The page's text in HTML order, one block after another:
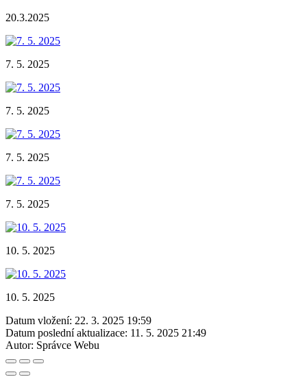
20.3.2025
7. 5. 2025
7. 5. 2025
7. 5. 2025
7. 5. 2025
10. 5. 2025
10. 5. 2025
Datum vložení: 22. 3. 2025 19:59
Datum poslední aktualizace: 11. 5. 2025 21:49
Autor: Správce Webu